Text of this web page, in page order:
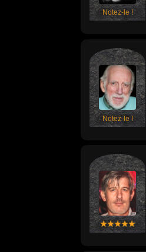
Notez-le !
Notez-le !